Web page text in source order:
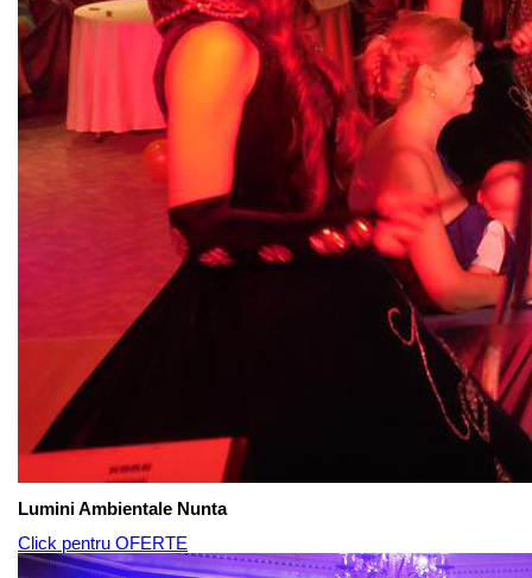
Lumini Ambientale Nunta
Click pentru OFERTE